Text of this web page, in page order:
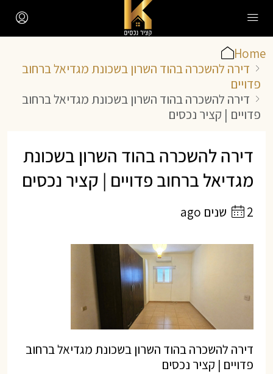
Home
דירה להשכרה בהוד השרון בשכונת מגדיאל ברחוב
פדויים
דירה להשכרה בהוד השרון בשכונת מגדיאל ברחוב
פדויים | קציר נכסים
דירה להשכרה בהוד השרון בשכונת
מגדיאל ברחוב פדויים | קציר נכסים
2 שנים ago
דירה להשכרה בהוד השרון בשכונת מגדיאל ברחוב
פדויים | קציר נכסים